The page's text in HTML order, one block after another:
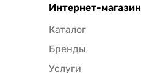
Интернет-магазин
Каталог
Бренды
Услуги